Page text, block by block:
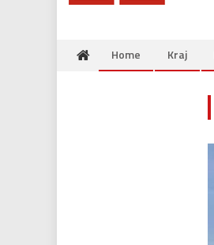
Home Kraj